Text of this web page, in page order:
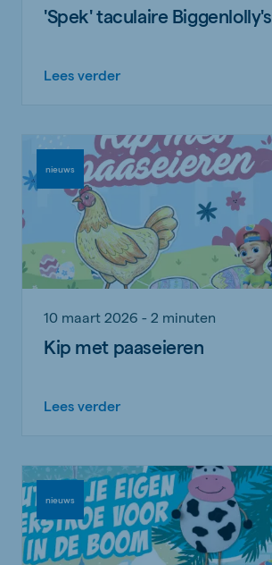
'Spek' taculaire Biggenlolly's
Lees verder
nieuws
10 maart 2026 - 2 minuten
Kip met paaseieren
Lees verder
nieuws